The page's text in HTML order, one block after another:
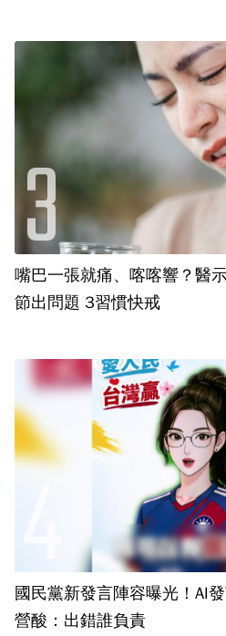
嘴巴一張就痛、喀喀響？醫
節出問題 3習慣快戒
國民黨新發言陣容曝光！AI
營酸：出錯誰負責